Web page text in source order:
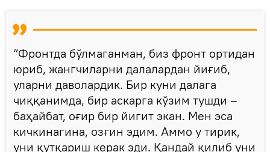
“Фронтда бўлмаганман, биз фронт ортидан
юриб, жангчиларни далалардан йиғиб,
уларни даволардик. Бир куни далага
чиққанимда, бир аскарга кўзим тушди –
баҳайбат, оғир бир йигит экан. Мен эса
кичкинагина, озғин эдим. Аммо у тирик,
уни қутқариш керак эди. Қандай қилиб уни